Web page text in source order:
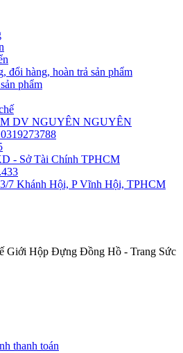
đổi hàng, hoàn trả sản phẩm
phẩm
DV NGUYÊN NGUYÊN
- Sở Tài Chính TPHCM
7 Khánh Hội, P Vĩnh Hội, TPHCM
Giới Hộp Đựng Đồng Hồ - Trang Sức
thanh toán